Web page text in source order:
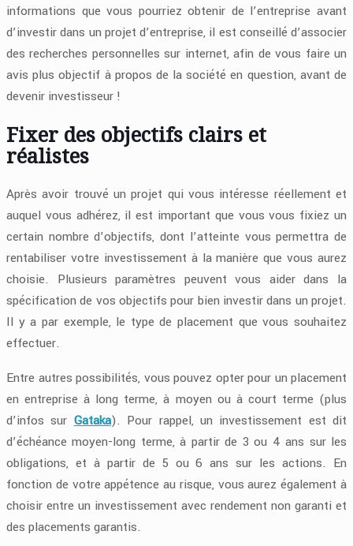
informations que vous pourriez obtenir de l’entreprise avant
d’investir dans un projet d’entreprise, il est conseillé d’associer
des recherches personnelles sur internet, afin de vous faire un
avis plus objectif à propos de la société en question, avant de
devenir investisseur !
Fixer des objectifs clairs et
réalistes
Après avoir trouvé un projet qui vous intéresse réellement et
auquel vous adhérez, il est important que vous vous fixiez un
certain nombre d’objectifs, dont l’atteinte vous permettra de
rentabiliser votre investissement à la manière que vous aurez
choisie. Plusieurs paramètres peuvent vous aider dans la
spécification de vos objectifs pour bien investir dans un projet.
Il y a par exemple, le type de placement que vous souhaitez
effectuer.
Entre autres possibilités, vous pouvez opter pour un placement
en entreprise à long terme, à moyen ou à court terme (plus
d’infos sur Gataka). Pour rappel, un investissement est dit
d’échéance moyen-long terme, à partir de 3 ou 4 ans sur les
obligations, et à partir de 5 ou 6 ans sur les actions. En
fonction de votre appétence au risque, vous aurez également à
choisir entre un investissement avec rendement non garanti et
des placements garantis.